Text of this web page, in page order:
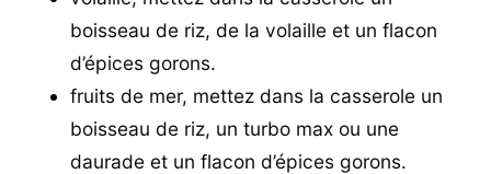
boisseau de riz, de la volaille et un flacon
d’épices gorons.
fruits de mer, mettez dans la casserole un
boisseau de riz, un turbo max ou une
daurade et un flacon d’épices gorons.